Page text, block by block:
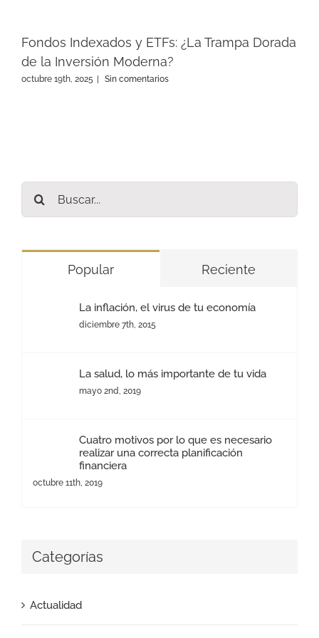
Fondos Indexados y ETFs: ¿La Trampa Dorada
de la Inversión Moderna?
octubre 19th, 2025 Sin comentarios
Buscar:
Popular Reciente
La inflación, el virus de tu economía
diciembre 7th, 2015
La salud, lo más importante de tu vida
mayo 2nd, 2019
Cuatro motivos por lo que es necesario
realizar una correcta planificación
financiera
octubre 11th, 2019
Categorías
Actualidad